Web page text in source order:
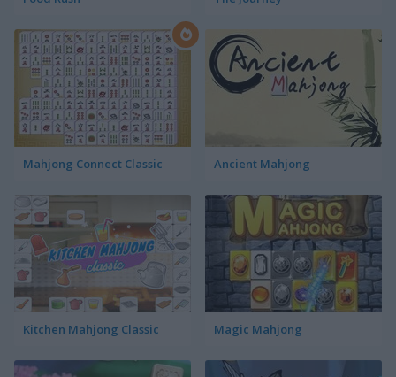
Mahjong Connect Classic Ancient Mahjong
Kitchen Mahjong Classic Magic Mahjong